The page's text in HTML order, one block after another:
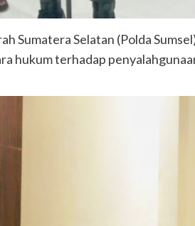
Sumatera Selatan (Polda
hukum terhadap